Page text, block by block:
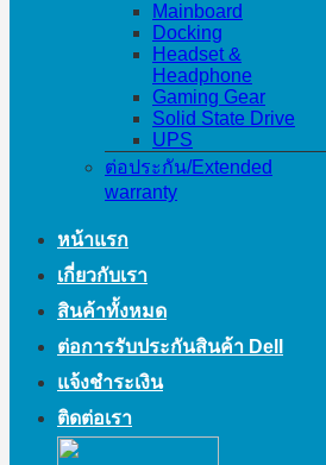
Mainboard
Docking
Headset &
Headphone
Gaming Gear
Solid State Drive
UPS
ต่อประกัน/Extended
warranty
หน้าแรก
เกี่ยวกับเรา
สินค้าทั้งหมด
ต่อการรับประกันสินค้า Dell
แจ้งชำระเงิน
ติดต่อเรา